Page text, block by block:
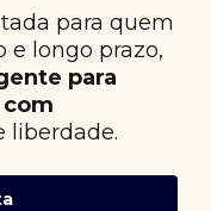
para quem
e longo prazo,
para
liberdade.